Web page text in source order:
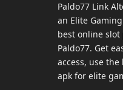
Paldo77 Link
an Elite
best online
Paldo77. Get
access, use
apk for elite